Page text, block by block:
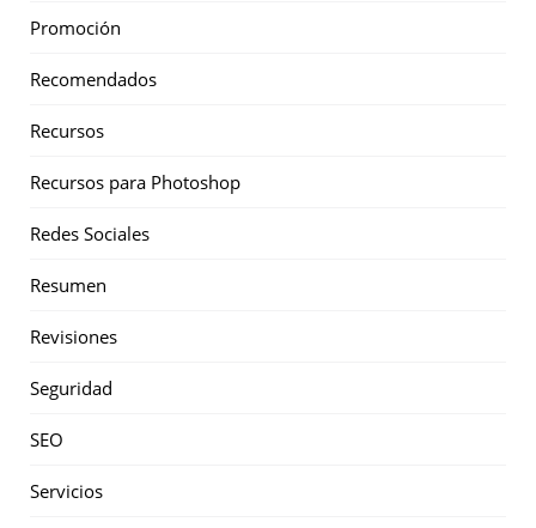
Promoción
Recomendados
Recursos
Recursos para Photoshop
Redes Sociales
Resumen
Revisiones
Seguridad
SEO
Servicios